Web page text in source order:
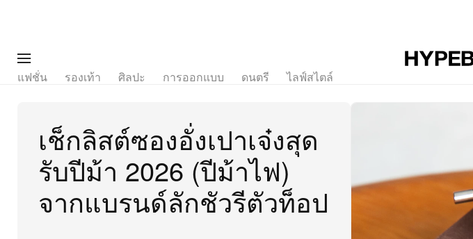
แฟชั่น รองเท้า ศิลปะ การออกแบบ ดนตรี ไลฟ์สไตล์
เช็กลิสต์ซองอั่งเปาเจ๋งสุด
รับปีม้า 2026 (ปีม้าไฟ)
จากแบรนด์ลักชัวรีตัวท็อป